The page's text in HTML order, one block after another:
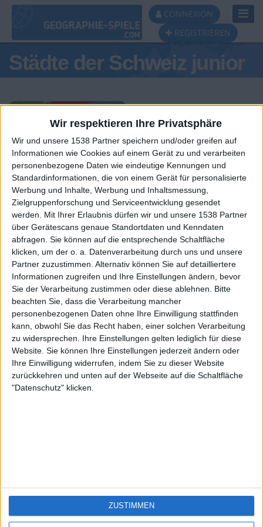
Wir respektieren Ihre Privatsphäre
Wir und unsere 1538 Partner speichern und/oder greifen auf
Informationen wie Cookies auf einem Gerät zu und verarbeiten
personenbezogene Daten wie eindeutige Kennungen und
Standardinformationen, die von einem Gerät für personalisierte
Werbung und Inhalte, Werbung und Inhaltsmessung,
Zielgruppenforschung und Serviceentwicklung gesendet
werden. Mit Ihrer Erlaubnis dürfen wir und unsere 1538 Partner
über Gerätescans genaue Standortdaten und Kenndaten
abfragen. Sie können auf die entsprechende Schaltfläche
klicken, um der o. a. Datenverarbeitung durch uns und unsere
Partner zuzustimmen. Alternativ können Sie auf detailliertere
Informationen zugreifen und Ihre Einstellungen ändern, bevor
Sie der Verarbeitung zustimmen oder diese ablehnen. Bitte
beachten Sie, dass die Verarbeitung mancher
personenbezogenen Daten ohne Ihre Einwilligung stattfinden
kann, obwohl Sie das Recht haben, einer solchen Verarbeitung
zu widersprechen. Ihre Einstellungen gelten lediglich für diese
Website. Sie können Ihre Einstellungen jederzeit ändern oder
Ihre Einwilligung widerrufen, indem Sie zu dieser Website
zurückkehren und unten auf der Webseite auf die Schaltfläche
"Datenschutz" klicken.
ZUSTIMMEN
CONNEXION
REGISTRIEREN
Städte der Schweiz junior
Tagespodest
#1
KXM aus der
Oberpfalz
#2
EnzRRh
#3
eek
Si vous êtes francophone, vous devriez allerici
🇺🇸 We noticed you’re visiting
from an English-speaking
country
Join our American version now and be
among the firsts to submit your score
on our leaderboards!
Let's visit GeoHeroes.com!